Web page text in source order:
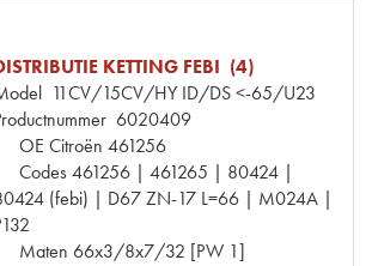
KETTING FEBI (4)
11CV/15CV/HY ID/DS <-65/U23
6020409
OE Citroën 461256
Codes461256 | 461265 | 80424 |
(febi) | D67 ZN-17 L=66 | M024A |
Maten 66x3/8x7/32 [PW 1]